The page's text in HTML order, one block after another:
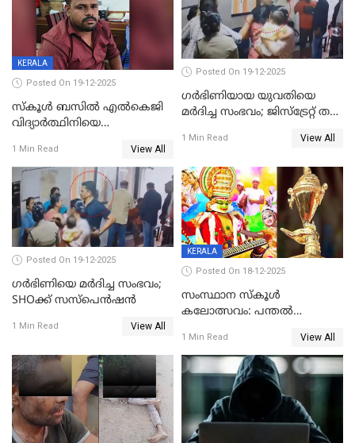
KERALA
Posted On 19-12-2025
സ്കൂൾ ബസിൽ എൽകെജി
വിദ്യാര്‍ത്ഥിനിയെ
ക്ലീനര്‍ പിടിയിൽ
1 Min Read View All
Posted On 19-12-2025
ഗര്‍ഭിണിയായ യുവതിയെ
മര്‍ദിച്ച സംഭവം; ജിസ്‌ട്രേറ്റ് തല
യുവതി
1 Min Read View All
Posted On 19-12-2025
ഗര്‍ഭിണിയെ മർദിച്ച സംഭവം;
SHOക്ക് സസ്പെൻഷൻ
1 Min Read View All
KERALA
Posted On 18-12-2025
സംസ്ഥാന സ്കൂൾ
കലോത്സവം: പന്തൽ
1 Min Read View All